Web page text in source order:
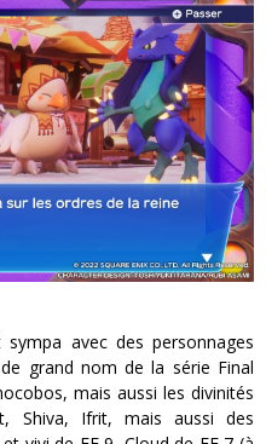
avec des personnages
grand nom de la série Final
mais aussi les divinités
Shiva, Ifrit, mais aussi des